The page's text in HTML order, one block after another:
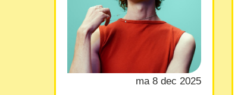
ma 8 dec 2025